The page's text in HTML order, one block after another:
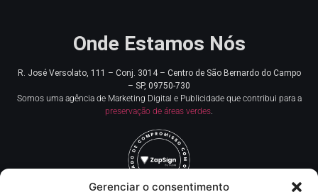
Gerenciar o consentimento
Onde Estamos Nós
R. José Versolato, 111 – Conj. 3014 – Centro de São Bernardo do Campo
– SP, 09750-730
Somos uma agência de Marketing Digital e Publicidade que contribui para a
preservação de áreas verdes.